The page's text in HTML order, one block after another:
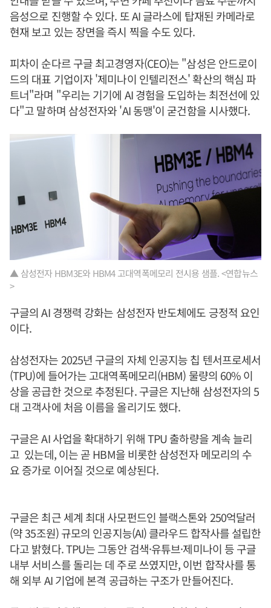
음성으로 진행할 수 있다. 또 AI 글라스에 탑재된 카메라로
현재 보고 있는 장면을 즉시 찍을 수도 있다.
피차이 순다르 구글 최고경영자(CEO)는 "삼성은 안드로이
드의 대표 기업이자 '제미나이 인텔리전스' 확산의 핵심 파
트너"라며 "우리는 기기에 AI 경험을 도입하는 최전선에 있
다"고 말하며 삼성전자와 'AI 동맹'이 굳건함을 시사했다.
▲ 삼성전자 HBM3E와 HBM4 고대역폭메모리 전시용 샘플. <연합뉴스
>
구글의 AI 경쟁력 강화는 삼성전자 반도체에도 긍정적 요인
이다.
삼성전자는 2025년 구글의 자체 인공지능 칩 텐서프로세서
(TPU)에 들어가는 고대역폭메모리(HBM) 물량의 60% 이
상을 공급한 것으로 추정된다. 구글은 지난해 삼성전자의 5
대 고객사에 처음 이름을 올리기도 했다.
구글은 AI 사업을 확대하기 위해 TPU 출하량을 계속 늘리
고 있는데, 이는 곧 HBM을 비롯한 삼성전자 메모리의 수
요 증가로 이어질 것으로 예상된다.
구글은 최근 세계 최대 사모펀드인 블랙스톤와 250억달러
(약 35조원) 규모의 인공지능(AI) 클라우드 합작사를 설립한
다고 밝혔다. TPU는 그동안 검색·유튜브·제미나이 등 구글
내부 서비스를 돌리는 데 주로 쓰였지만, 이번 합작사를 통
해 외부 AI 기업에 본격 공급하는 구조가 만들어진다.